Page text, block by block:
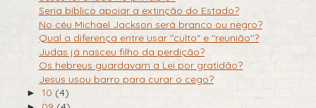
Seria bíblico apoiar a extinção do Estado?
No céu Michael Jackson será branco ou negro?
Qual a diferença entre usar "culto" e "reunião"?
Judas já nasceu filho da perdição?
Os hebreus guardavam a Lei por gratidão?
Jesus usou barro para curar o cego?
► 10 (4)